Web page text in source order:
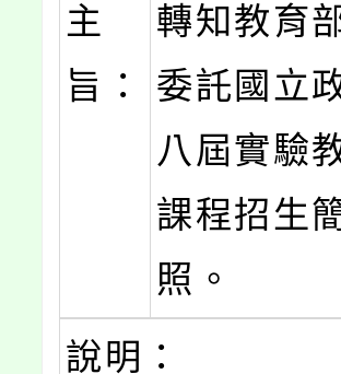
主
旨：
轉知教育
委託國立
八屆實驗
課程招生
照。
說明：